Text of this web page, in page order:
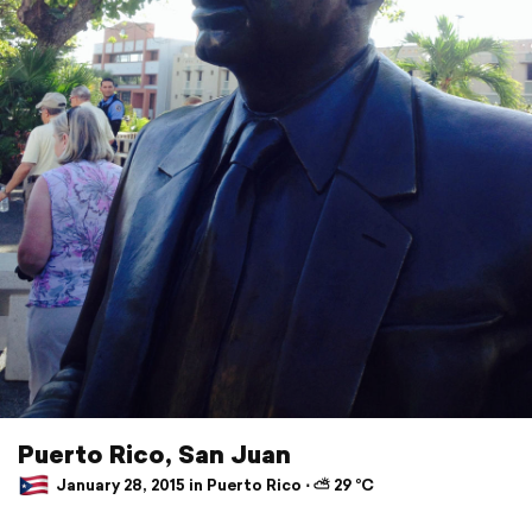
Puerto Rico, San Juan
January 28, 2015 in Puerto Rico ⋅ ⛅ 29 °C